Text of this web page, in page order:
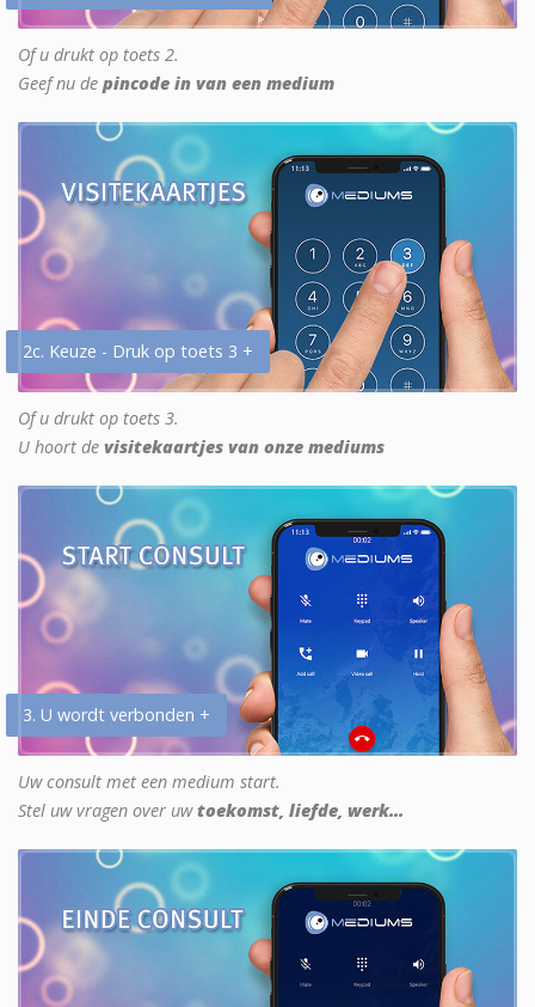
Of u drukt op toets 2.
Geef nu de pincode in van een medium
2c. Keuze - Druk op toets 3 +
Of u drukt op toets 3.
U hoort de visitekaartjes van onze mediums
3. U wordt verbonden +
Uw consult met een medium start.
Stel uw vragen over uwtoekomst, liefde, werk...